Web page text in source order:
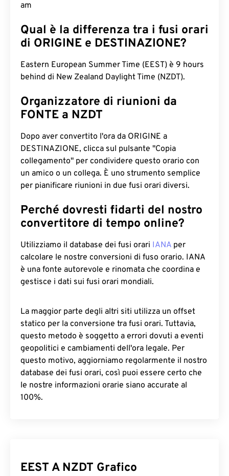
am
Qual è la differenza tra i fusi orari
di ORIGINE e DESTINAZIONE?
Eastern European Summer Time (EEST) è 9 hours
behind di New Zealand Daylight Time (NZDT).
Organizzatore di riunioni da
FONTE a NZDT
Dopo aver convertito l'ora da ORIGINE a
DESTINAZIONE, clicca sul pulsante "Copia
collegamento" per condividere questo orario con
un amico o un collega. È uno strumento semplice
per pianificare riunioni in due fusi orari diversi.
Perché dovresti fidarti del nostro
convertitore di tempo online?
Utilizziamo il database dei fusi orari IANA per
calcolare le nostre conversioni di fuso orario. IANA
è una fonte autorevole e rinomata che coordina e
gestisce i dati sui fusi orari mondiali.
La maggior parte degli altri siti utilizza un offset
statico per la conversione tra fusi orari. Tuttavia,
questo metodo è soggetto a errori dovuti a eventi
geopolitici e cambiamenti dell'ora legale. Per
questo motivo, aggiorniamo regolarmente il nostro
database dei fusi orari, così puoi essere certo che
le nostre informazioni orarie siano accurate al
100%.
EEST A NZDT Grafico